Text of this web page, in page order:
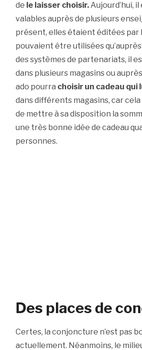
de le laisser choisir.Aujourd’hui,
valables auprès de plusieurs
présent, elles étaient éditées par
pouvaient être utilisées qu’auprès
des systèmes de partenariats, il
dans plusieurs magasins ou
ado pourra choisir un cadeau qui
dans différents magasins, car
de mettre à sa disposition la
une très bonne idée de cadeau
personnes.
Des places de
Certes, la conjoncture n’est pas
actuellement. Néanmoins, le